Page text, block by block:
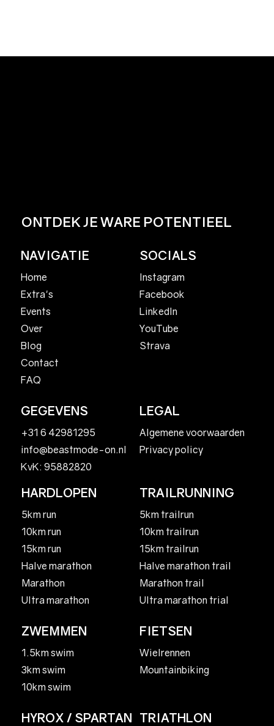
ONTDEK JE WARE POTENTIEEL
HARDLOPEN
5km run
10km run
15km run
Halve marathon
Marathon
Ultra marathon
TRAILRUNNING
5km trailrun
10km trailrun
15km trailrun
Halve marathon trail
Marathon trail
Ultra marathon trial
NAVIGATIE
Home
Extra's
Events
Over
Blog
Contact
FAQ
ZWEMMEN
1.5km swim
3km swim
10km swim
SOCIALS
Instagram
Facebook
LinkedIn
YouTube
Strava
FIETSEN
Wielrennen
Mountainbiking
GEGEVENS
+31 6 42981295
info@beastmode-on.nl
KvK: 95882820
HYROX / SPARTAN
LEGAL
Algemene voorwaarden
Privacy policy
TRIATHLON